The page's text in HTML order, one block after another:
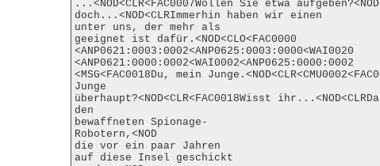
...<NOD<CLR<FAC0007Wollen Sie etwa
doch...<NOD<CLRImmerhin haben wir einen
unter uns, der mehr als
geeignet ist dafür.<NOD<CLO<FAC0000
<ANP0621:0003:0002<ANP0625:0003:0000<WAI0020
<ANP0621:0000:0002<WAI0002<ANP0625:0000:0002
<MSG<FAC0018Du, mein
Junge
überhaupt?<NOD<CLR<FAC0018Wisst
den
bewaffneten Spionage-
Robotern,<NOD
die vor ein paar Jahren
auf diese Insel geschickt